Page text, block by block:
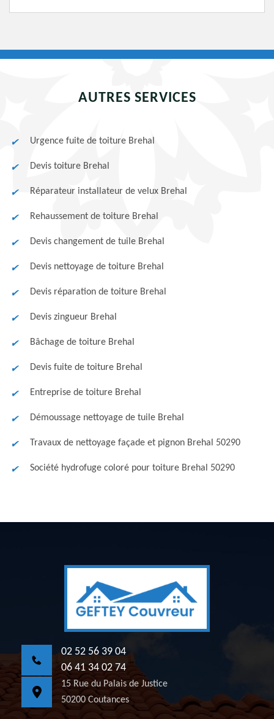
AUTRES SERVICES
Urgence fuite de toiture Brehal
Devis toiture Brehal
Réparateur installateur de velux Brehal
Rehaussement de toiture Brehal
Devis changement de tuile Brehal
Devis nettoyage de toiture Brehal
Devis réparation de toiture Brehal
Devis zingueur Brehal
Bâchage de toiture Brehal
Devis fuite de toiture Brehal
Entreprise de toiture Brehal
Démoussage nettoyage de tuile Brehal
Travaux de nettoyage façade et pignon Brehal 50290
Société hydrofuge coloré pour toiture Brehal 50290
02 52 56 39 04
06 41 34 02 74
15 Rue du Palais de Justice
50200 Coutances